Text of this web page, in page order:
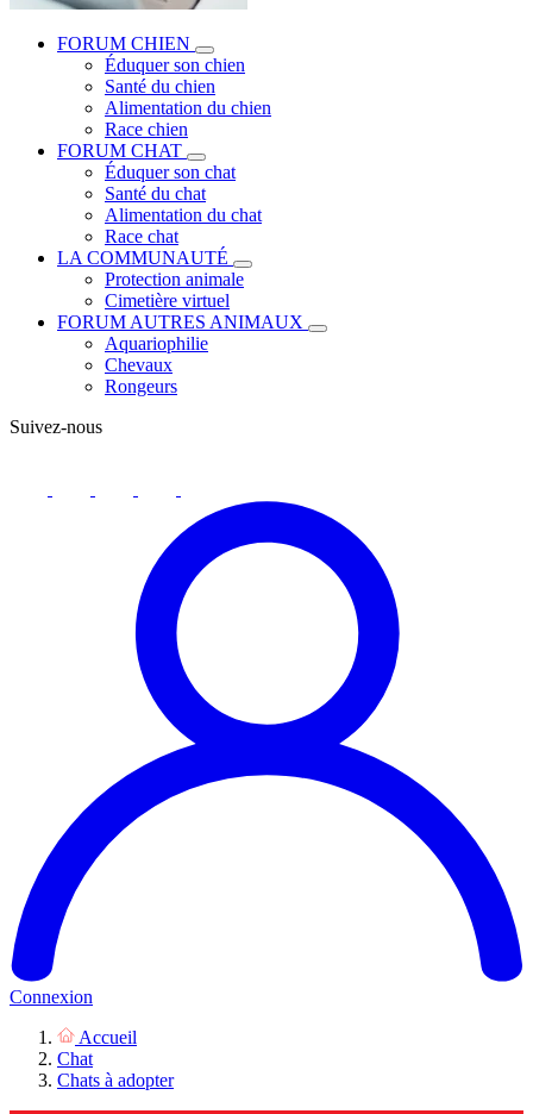
FORUM CHIEN
Éduquer son chien
Santé du chien
Alimentation du chien
Race chien
FORUM CHAT
Éduquer son chat
Santé du chat
Alimentation du chat
Race chat
LA COMMUNAUTÉ
Protection animale
Cimetière virtuel
FORUM AUTRES ANIMAUX
Aquariophilie
Chevaux
Rongeurs
Suivez-nous
Connexion
Accueil
Chat
Chats à adopter